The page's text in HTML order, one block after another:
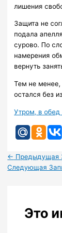
лишения
Защита не
подала
сурово. По
намерения
вернуть
Тем не менее,
остался без
Утром, в обед
← Предыдущая
Следующая
Это